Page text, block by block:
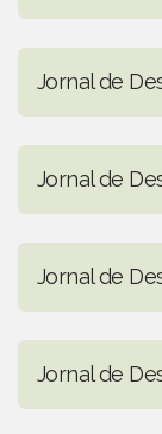
Jornal de
Jornal de
Jornal de
Jornal de